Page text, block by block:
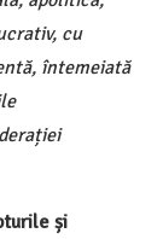
cu
întemeiată
și